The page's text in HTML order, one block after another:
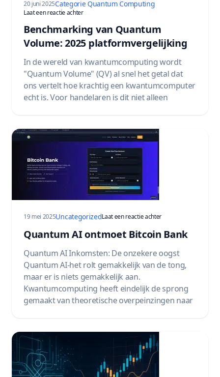
20 juni 2025Categorie Quantum Computing
Laat een reactie achterop Benchmarking Quantum Volume: 2025 Platform
Benchmarking van Quantum
Volume: 2025 platformvergelijking
In de wereld van kwantumcomputing wordt
"Quantum Volume" (QV) al snel het getal dat
ons vertelt hoe krachtig een kwantumcomputer
echt is. Voor handelaren is dit niet alleen
19 mei 2025UncategorizedLaat een reactie achterop Quantum AI Meets
Quantum AI ontmoet Bitcoin Bank
Quantum AI Inkomsten: De onzekere oogst
Quantum AI-het rolt gemakkelijk van de tong,
maar er is niets gemakkelijk aan.
Kwantumcomputing heeft eindelijk de sprong
gemaakt van theoretische overpeinzingen naar